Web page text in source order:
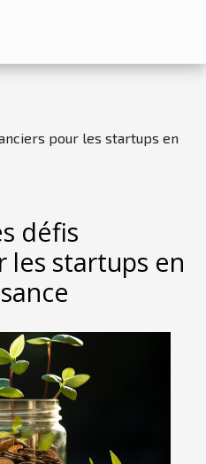
pour les startups en
défis
les startups en